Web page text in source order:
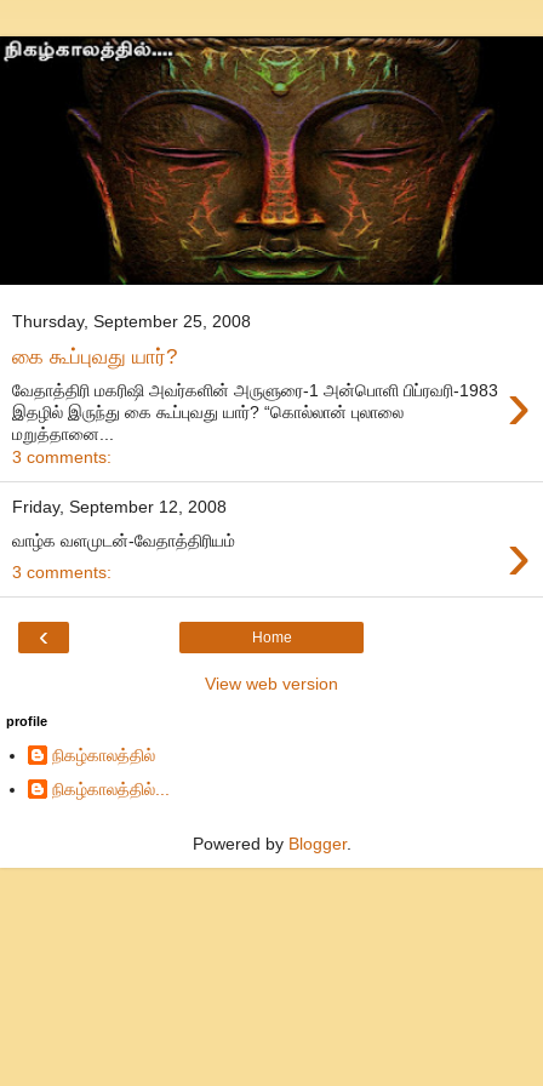
Thursday, September 25, 2008
கை கூப்புவது யார்?
›
வேதாத்திரி மகரிஷி அவர்களின் அருளுரை-1 அன்பொளி பிப்ரவரி-1983
இதழில் இருந்து கை கூப்புவது யார்? “கொல்லான் புலாலை
மறுத்தானை...
3 comments:
Friday, September 12, 2008
›
வாழ்க வளமுடன்-வேதாத்திரியம்
3 comments:
‹ Home
View web version
profile
நிகழ்காலத்தில்
நிகழ்காலத்தில்...
Powered by Blogger.